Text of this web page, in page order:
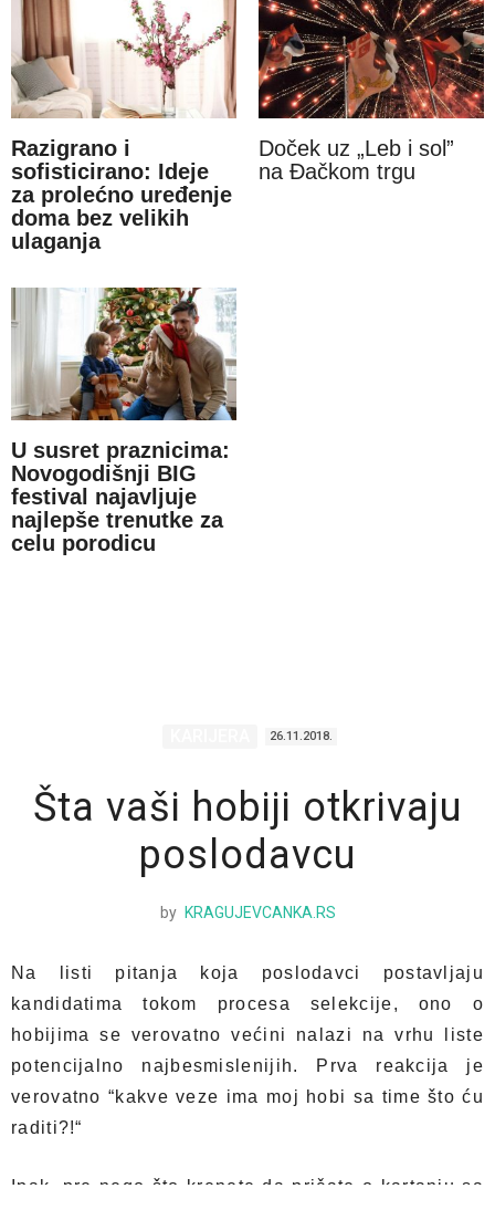
Razigrano i
sofisticirano: Ideje
za prolećno uređenje
doma bez velikih
ulaganja
Doček uz „Leb i sol”
na Đačkom trgu
U susret praznicima:
Novogodišnji BIG
festival najavljuje
najlepše trenutke za
celu porodicu
26.11.2018.
Šta vaši hobiji otkrivaju
poslodavcu
by KRAGUJEVCANKA.RS
Na listi pitanja koja poslodavci postavljaju
kandidatima tokom procesa selekcije, ono o
hobijima se verovatno većini nalazi na vrhu liste
potencijalno najbesmislenijih. Prva reakcija je
verovatno “kakve veze ima moj hobi sa time što ću
raditi?!“
Ipak, pre nego što krenete da pričate o kartanju sa